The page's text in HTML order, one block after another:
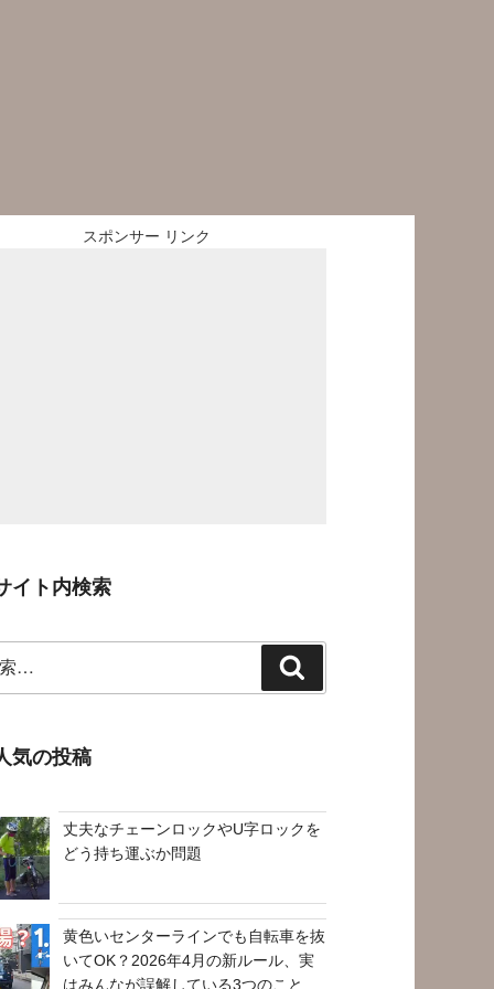
スポンサー リンク
イト内検索
索
気の投稿
丈夫なチェーンロックやU字ロックを
どう持ち運ぶか問題
黄色いセンターラインでも自転車を抜
いてOK？2026年4月の新ルール、実
はみんなが誤解している3つのこと